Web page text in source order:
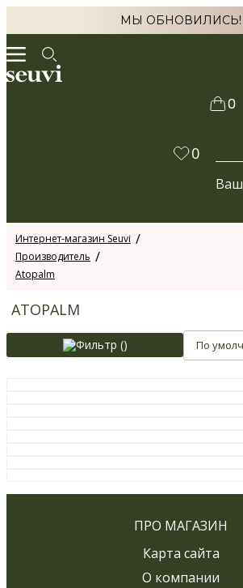
МЫ ОБНОВИЛИСЬ!
0
0
Интернет-магазин Seuvi
Производитель
Atopalm
ATOPALM
Фильтр () По
ПРО МАГАЗИН
Карта сайта
О компании